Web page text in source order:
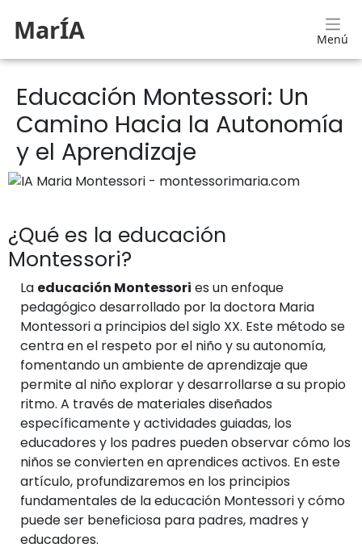
MarÍA Menú
Educación Montessori: Un
Camino Hacia la Autonomía
y el Aprendizaje
¿Qué es la educación
Montessori?
La educación Montessori es un enfoque
pedagógico desarrollado por la doctora Maria
Montessori a principios del siglo XX. Este método se
centra en el respeto por el niño y su autonomía,
fomentando un ambiente de aprendizaje que
permite al niño explorar y desarrollarse a su propio
ritmo. A través de materiales diseñados
específicamente y actividades guiadas, los
educadores y los padres pueden observar cómo los
niños se convierten en aprendices activos. En este
artículo, profundizaremos en los principios
fundamentales de la educación Montessori y cómo
puede ser beneficiosa para padres, madres y
educadores.